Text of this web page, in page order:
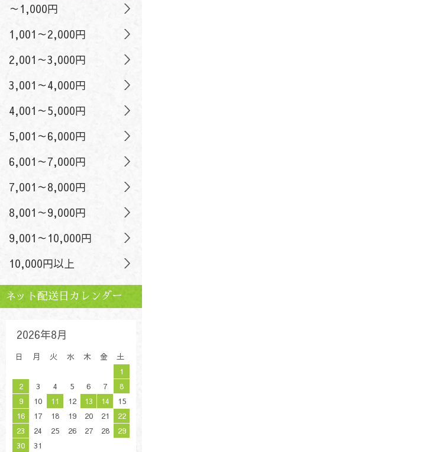
～1,000円
1,001～2,000円
2,001～3,000円
3,001～4,000円
4,001～5,000円
5,001～6,000円
6,001～7,000円
7,001～8,000円
8,001～9,000円
9,001～10,000円
10,000円以上
ネット配送日カレンダー
2026年8月
日 月 火 水 木 金
土
1
2
3 4 5 6 7
8
9
10 11 12 13 14
15
16
17 18 19 20 21
22
23
24 25 26 27 28
29
30
31